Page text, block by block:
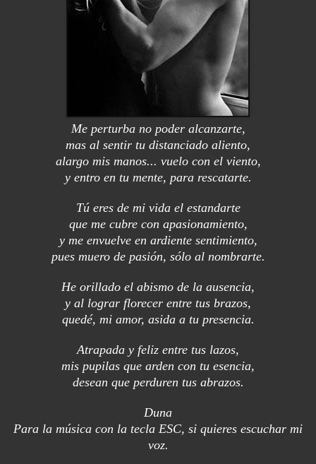
Me perturba no poder alcanzarte,
mas al sentir tu distanciado aliento,
alargo mis manos... vuelo con el viento,
y entro en tu mente, para rescatarte.
Tú eres de mi vida el estandarte
que me cubre con apasionamiento,
y me envuelve en ardiente sentimiento,
pues muero de pasión, sólo al nombrarte.
He orillado el abismo de la ausencia,
y al lograr florecer entre tus brazos,
quedé, mi amor, asida a tu presencia.
Atrapada y feliz entre tus lazos,
mis pupilas que arden con tu esencia,
desean que perduren tus abrazos.
Duna
Para la música con la tecla ESC, si quieres escuchar mi
voz.